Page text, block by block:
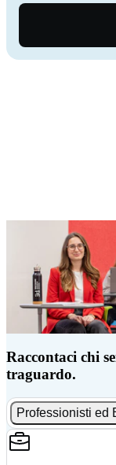
Raccontaci chi
traguardo.
Professionisti ed